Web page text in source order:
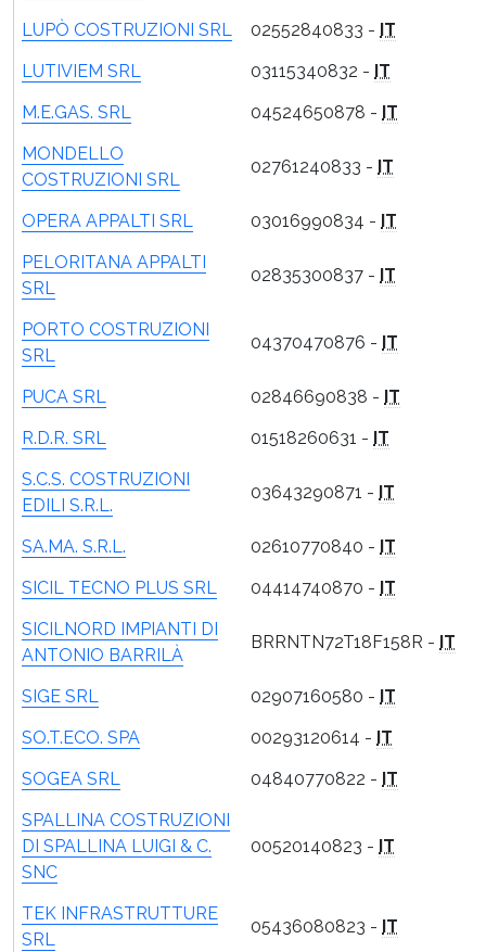
LUPÒ COSTRUZIONI SRL 02552840833 - IT
LUTIVIEM SRL
03115340832 - IT
M.E.GAS. SRL
04524650878 - IT
MONDELLO
COSTRUZIONI SRL
02761240833 - IT
OPERA APPALTI SRL 03016990834 - IT
PELORITANA APPALTI
SRL
02835300837 - IT
PORTO COSTRUZIONI
SRL
04370470876 - IT
PUCA SRL 02846690838 - IT
R.D.R. SRL
01518260631 - IT
S.C.S. COSTRUZIONI
EDILI S.R.L.
03643290871 - IT
SA.MA. S.R.L. 02610770840 - IT
SICIL TECNO PLUS SRL
04414740870 - IT
SICILNORD IMPIANTI DI
ANTONIO BARRILÀ
BRRNTN72T18F158R - IT
SIGE SRL 02907160580 - IT
SO.T.ECO. SPA
00293120614 - IT
SOGEA SRL
04840770822 - IT
SPALLINA COSTRUZIONI
DI SPALLINA LUIGI & C.
SNC
00520140823 - IT
TEK INFRASTRUTTURE
SRL
05436080823 - IT